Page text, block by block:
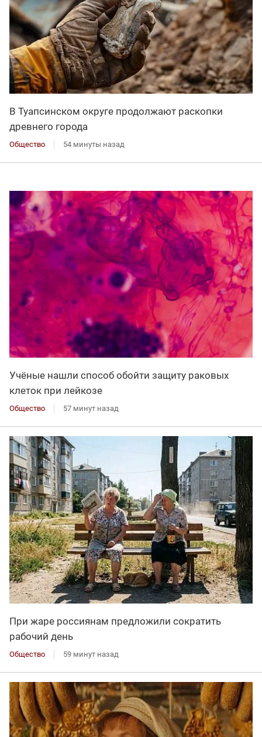
В Туапсинском округе продолжают раскопки
древнего города
Общество 54 минуты назад
Учёные нашли способ обойти защиту раковых
клеток при лейкозе
Общество 57 минут назад
При жаре россиянам предложили сократить
рабочий день
Общество 59 минут назад